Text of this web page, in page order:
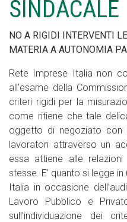
SINDACALE
NO A RIGIDI INTERVENTI
MATERIA A AUTONOMIA
Rete Imprese Italia non
all’esame della
criteri rigidi per la
come ritiene che tale
oggetto di negoziato con
lavoratori attraverso un
essa attiene alle
stesse. E’ quanto si legge
Italia in occasione
Lavoro Pubblico e
sull’individuazione dei